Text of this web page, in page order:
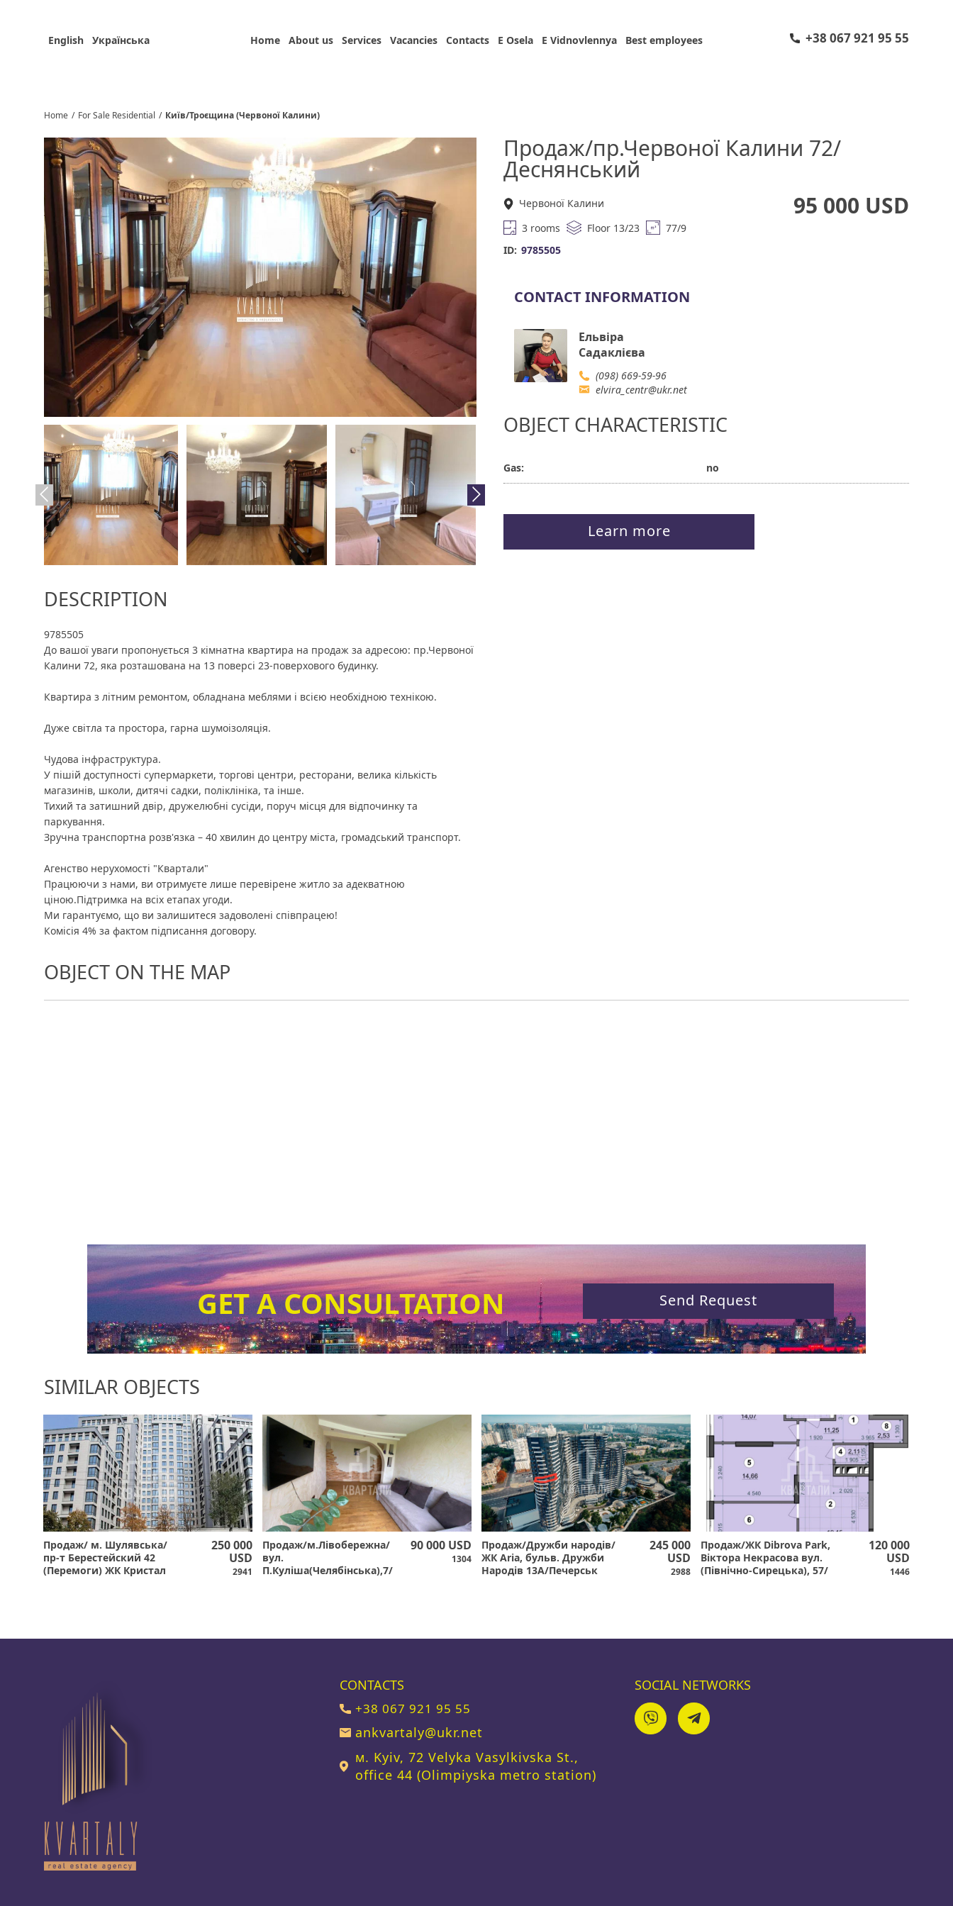
English Українська Home About us Services Vacancies Contacts E Osela E Vidnovlennya Best employees +38 067 921 95 55
Home / For Sale Residential / Київ/Троєщина (Червоної Калини)
DESCRIPTION
9785505
До вашої уваги пропонується 3 кімнатна квартира на продаж за адресою: пр.Червоної
Калини 72, яка розташована на 13 поверсі 23-поверхового будинку.
Квартира з літним ремонтом, обладнана меблями і всією необхідною технікою.
Дуже світла та простора, гарна шумоізоляція.
Чудова інфраструктура.
У пішій доступності супермаркети, торгові центри, ресторани, велика кількість
магазинів, школи, дитячі садки, поліклініка, та інше.
Тихий та затишний двір, дружелюбні сусіди, поруч місця для відпочинку та
паркування.
Зручна транспортна розв'язка – 40 хвилин до центру міста, ​​громадський транспорт.
Агенство нерухомості "Квартали"
Працюючи з нами, ви отримуєте лише перевірене житло за адекватною
ціною.Підтримка на всіх етапах угоди.
Ми гарантуємо, що ви залишитеся задоволені співпрацею!
Комісія 4% за фактом підписання договору.
Продаж/пр.Червоної Калини 72/
Деснянський
Червоної Калини
3 rooms
Floor 13/23
77/9
ID: 9785505
95 000 USD
CONTACT INFORMATION
Ельвіра
Садаклієва
(098) 669-59-96
elvira_centr@ukr.net
OBJECT CHARACTERISTIC
Gas: no
Learn more
OBJECT ON THE MAP
GET A CONSULTATION Send Request
SIMILAR OBJECTS
Продаж/ м. Шулявська/
пр-т Берестейский 42
(Перемоги) ЖК Кристал
250 000
USD
2941
Продаж/м.Лівобережна/
вул.
П.Куліша(Челябінська),7/
90 000 USD
1304
Продаж/Дружби народів/
ЖК Aria, бульв. Дружби
Народів 13А/Печерськ
245 000
USD
2988
Продаж/ЖК Dibrova Park,
Віктора Некрасова вул.
(Північно-Сирецька), 57/
120 000
USD
1446
CONTACTS
+38 067 921 95 55
ankvartaly@ukr.net
м. Kyiv, 72 Velyka Vasylkivska St.,
office 44 (Olimpiyska metro station)
SOCIAL NETWORKS